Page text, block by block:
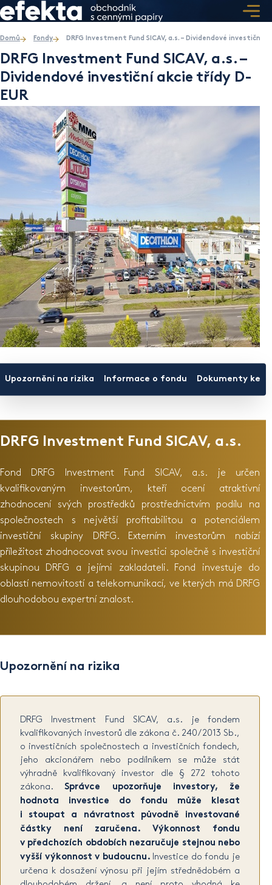
Domů Fondy DRFG Investment Fund SICAV, a.s. – Dividendové investiční
DRFG Investment Fund SICAV, a.s. –
Dividendové investiční akcie třídy D-
EUR
Upozornění na rizika Informace o fondu Dokumenty ke
DRFG Investment Fund SICAV, a.s.
Fond DRFG Investment Fund SICAV, a.s. je určen
kvalifikovaným investorům, kteří ocení atraktivní
zhodnocení svých prostředků prostřednictvím podílu na
společnostech s největší profitabilitou a potenciálem
investiční skupiny DRFG. Externím investorům nabízí
příležitost zhodnocovat svou investici společně s investiční
skupinou DRFG a jejími zakladateli. Fond investuje do
oblastí nemovitostí a telekomunikací, ve kterých má DRFG
dlouhodobou expertní znalost.
Upozornění na rizika
DRFG Investment Fund SICAV, a.s. je fondem
kvalifikovaných investorů dle zákona č. 240/2013 Sb.,
o investičních společnostech a investičních fondech,
jeho akcionářem nebo podílníkem se může stát
výhradně kvalifikovaný investor dle § 272 tohoto
zákona.Správce upozorňuje investory, že
hodnota investice do fondu může klesat
i stoupat a návratnost původně investované
částky není zaručena. Výkonnost fondu
v předchozích obdobích nezaručuje stejnou nebo
vyšší výkonnost v budoucnu. Investice do fondu je
určena k dosažení výnosu při jejím střednědobém a